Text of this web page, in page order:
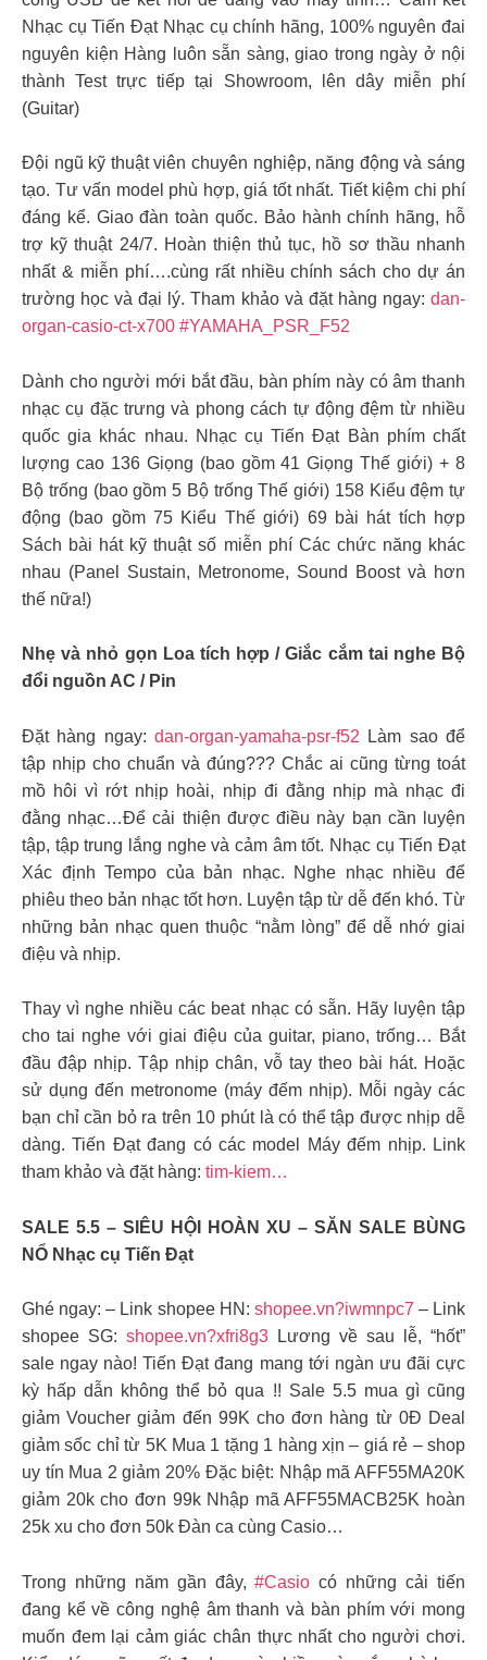
Nhạc cụ Tiến Đạt Nhạc cụ chính hãng, 100% nguyên đai
nguyên kiện Hàng luôn sẵn sàng, giao trong ngày ở nội
thành Test trực tiếp tại Showroom, lên dây miễn phí
(Guitar)
Đội ngũ kỹ thuật viên chuyên nghiệp, năng động và sáng
tạo. Tư vấn model phù hợp, giá tốt nhất. Tiết kiệm chi phí
đáng kể. Giao đàn toàn quốc. Bảo hành chính hãng, hỗ
trợ kỹ thuật 24/7. Hoàn thiện thủ tục, hồ sơ thầu nhanh
nhất & miễn phí….cùng rất nhiều chính sách cho dự án
trường học và đại lý. Tham khảo và đặt hàng ngay: dan-
organ-casio-ct-x700 #YAMAHA_PSR_F52
Dành cho người mới bắt đầu, bàn phím này có âm thanh
nhạc cụ đặc trưng và phong cách tự động đệm từ nhiều
quốc gia khác nhau. Nhạc cụ Tiến Đạt Bàn phím chất
lượng cao 136 Giọng (bao gồm 41 Giọng Thế giới) + 8
Bộ trống (bao gồm 5 Bộ trống Thế giới) 158 Kiểu đệm tự
động (bao gồm 75 Kiểu Thế giới) 69 bài hát tích hợp
Sách bài hát kỹ thuật số miễn phí Các chức năng khác
nhau (Panel Sustain, Metronome, Sound Boost và hơn
thế nữa!)
Nhẹ và nhỏ gọn Loa tích hợp / Giắc cắm tai nghe Bộ
đổi nguồn AC / Pin
Đặt hàng ngay: dan-organ-yamaha-psr-f52
Làm sao để
tập nhịp cho chuẩn và đúng??? Chắc ai cũng từng toát
mồ hôi vì rớt nhịp hoài, nhịp đi đằng nhịp mà nhạc đi
đằng nhạc…Để cải thiện được điều này bạn cần luyện
tập, tập trung lắng nghe và cảm âm tốt. Nhạc cụ Tiến Đạt
Xác định Tempo của bản nhạc. Nghe nhạc nhiều để
phiêu theo bản nhạc tốt hơn. Luyện tập từ dễ đến khó. Từ
những bản nhạc quen thuộc “nằm lòng” để dễ nhớ giai
điệu và nhịp.
Thay vì nghe nhiều các beat nhạc có sẵn. Hãy luyện tập
cho tai nghe với giai điệu của guitar, piano, trống… Bắt
đầu đập nhịp. Tập nhịp chân, vỗ tay theo bài hát. Hoặc
sử dụng đến metronome (máy đếm nhịp). Mỗi ngày các
bạn chỉ cần bỏ ra trên 10 phút là có thể tập được nhịp dễ
dàng. Tiến Đạt đang có các model Máy đếm nhịp. Link
tham khảo và đặt hàng: tim-kiem…
SALE 5.5 – SIÊU HỘI HOÀN XU – SĂN SALE BÙNG
NỔ Nhạc cụ Tiến Đạt
Ghé ngay: – Link shopee HN: shopee.vn?iwmnpc7 – Link
shopee SG: shopee.vn?xfri8g3 Lương về sau lễ, “hốt”
sale ngay nào! Tiến Đạt đang mang tới ngàn ưu đãi cực
kỳ hấp dẫn không thể bỏ qua !! Sale 5.5 mua gì cũng
giảm Voucher giảm đến 99K cho đơn hàng từ 0Đ Deal
giảm sốc chỉ từ 5K Mua 1 tặng 1 hàng xịn – giá rẻ – shop
uy tín Mua 2 giảm 20% Đặc biệt: Nhập mã AFF55MA20K
giảm 20k cho đơn 99k Nhập mã AFF55MACB25K hoàn
25k xu cho đơn 50k Đàn ca cùng Casio…
Trong những năm gần đây,#Casio có những cải tiến
đang kể về công nghệ âm thanh và bàn phím với mong
muốn đem lại cảm giác chân thực nhất cho người chơi.